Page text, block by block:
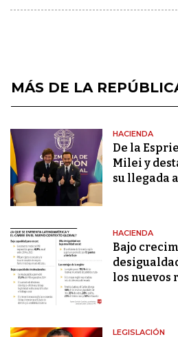
MÁS DE LA
HACIENDA
De la
Milei y
su llegada
HACIENDA
Bajo
los nuevos
LEGISLACIÓN